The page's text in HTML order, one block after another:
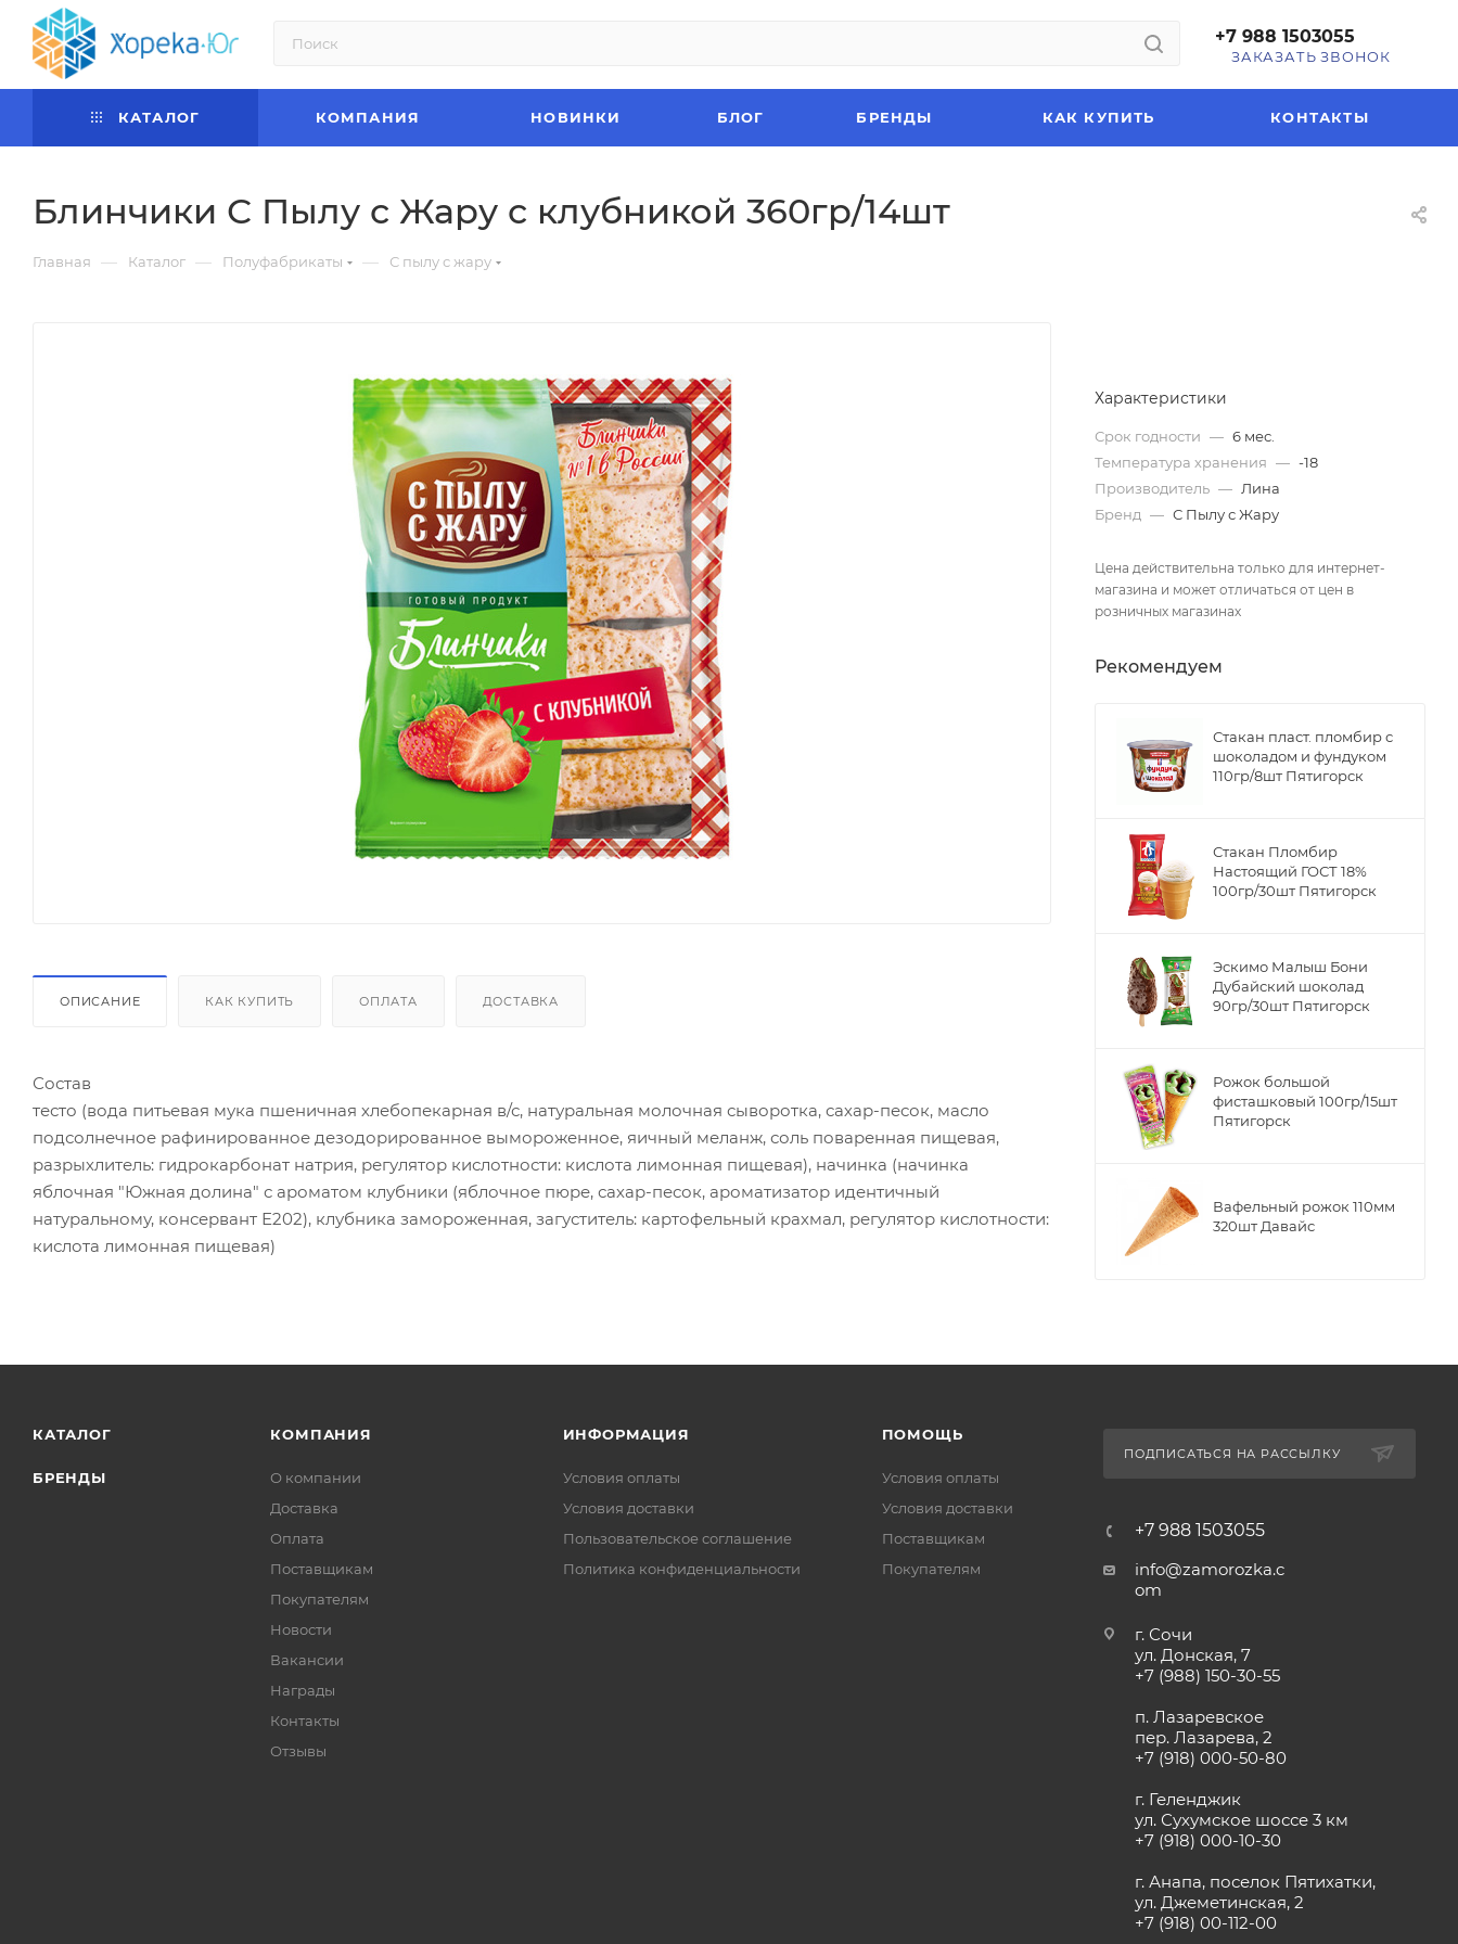
+7 988 1503055
ЗАКАЗАТЬ ЗВОНОК
КАТАЛОГ КОМПАНИЯ НОВИНКИ БЛОГ БРЕНДЫ КАК КУПИТЬ КОНТАКТЫ
Блинчики С Пылу с Жару с клубникой 360гр/14шт
Главная — Каталог — Полуфабрикаты — С пылу с жару
ОПИСАНИЕ КАК КУПИТЬ ОПЛАТА ДОСТАВКА
Состав
тесто (вода питьевая мука пшеничная хлебопекарная в/с, натуральная молочная сыворотка, сахар-песок, масло
подсолнечное рафинированное дезодорированное вымороженное, яичный меланж, соль поваренная пищевая,
разрыхлитель: гидрокарбонат натрия, регулятор кислотности: кислота лимонная пищевая), начинка (начинка
яблочная "Южная долина" с ароматом клубники (яблочное пюре, сахар-песок, ароматизатор идентичный
натуральному, консервант Е202), клубника замороженная, загуститель: картофельный крахмал, регулятор кислотности:
кислота лимонная пищевая)
Характеристики
Срок годности — 6 мес.
Температура хранения — -18
Производитель — Лина
Бренд — С Пылу с Жару
Цена действительна только для интернет-
магазина и может отличаться от цен в
розничных магазинах
Рекомендуем
Стакан пласт. пломбир с
шоколадом и фундуком
110гр/8шт Пятигорск
Стакан Пломбир
Настоящий ГОСТ 18%
100гр/30шт Пятигорск
Эскимо Малыш Бони
Дубайский шоколад
90гр/30шт Пятигорск
Рожок большой
фисташковый 100гр/15шт
Пятигорск
Вафельный рожок 110мм
320шт Давайс
КАТАЛОГ
БРЕНДЫ
КОМПАНИЯ
О компании
Доставка
Оплата
Поставщикам
Покупателям
Новости
Вакансии
Награды
Контакты
Отзывы
ИНФОРМАЦИЯ
Условия оплаты
Условия доставки
Пользовательское соглашение
Политика конфиденциальности
ПОМОЩЬ
Условия оплаты
Условия доставки
Поставщикам
Покупателям
ПОДПИСАТЬСЯ НА РАССЫЛКУ
+7 988 1503055
info@zamorozka.c
om
г. Сочи
ул. Донская, 7
+7 (988) 150-30-55
п. Лазаревское
пер. Лазарева, 2
+7 (918) 000-50-80
г. Геленджик
ул. Сухумское шоссе 3 км
+7 (918) 000-10-30
г. Анапа, поселок Пятихатки,
ул. Джеметинская, 2
+7 (918) 00-112-00